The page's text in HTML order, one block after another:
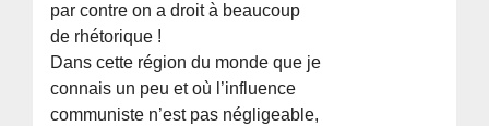
par contre on a droit à beaucoup
de rhétorique !
Dans cette région du monde que je
connais un peu et où l’influence
communiste n’est pas négligeable,